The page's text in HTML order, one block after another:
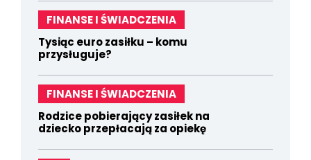
FINANSE I ŚWIADCZENIA
Tysiąc euro zasiłku – komu
przysługuje?
FINANSE I ŚWIADCZENIA
Rodzice pobierający zasiłek na
dziecko przepłacają za opiekę